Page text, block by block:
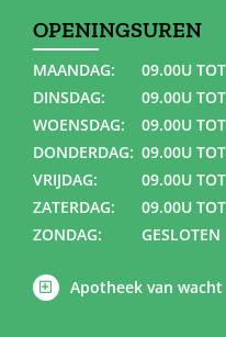
OPENINGSUREN
MAANDAG:
09.00U
DINSDAG:
09.00U
WOENSDAG:
09.00U
DONDERDAG: 09.00U
VRIJDAG:
09.00U
ZATERDAG:
09.00U
ZONDAG:
GESLOTEN
Apotheek van wacht